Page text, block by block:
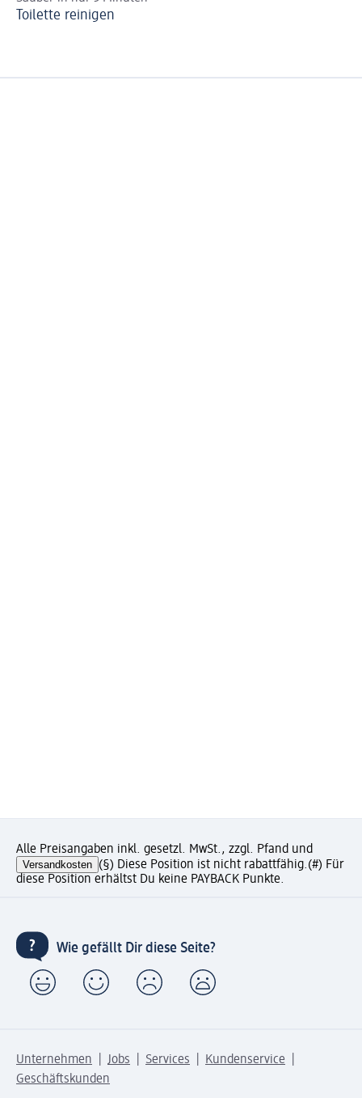
Toilette reinigen
Alle Preisangaben inkl. gesetzl. MwSt., zzgl. Pfand und
Versandkosten (§) Diese Position ist nicht rabattfähig.(#) Für
diese Position erhältst Du keine PAYBACK Punkte.
Wie gefällt Dir diese Seite?
Unternehmen Jobs Services
Kundenservice
Geschäftskunden